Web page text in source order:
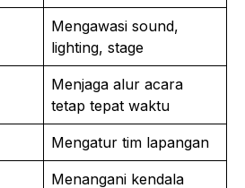
Mengawasi sound,
lighting, stage
Menjaga alur acara
tetap tepat waktu
Mengatur tim lapangan
Menangani kendala